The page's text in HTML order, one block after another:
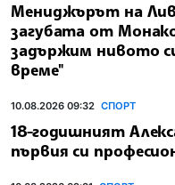
Мениджърът на
загубата от
задържим нивото
време"
10.08.2026 09:32 СПОРТ
18-годишният
първия си